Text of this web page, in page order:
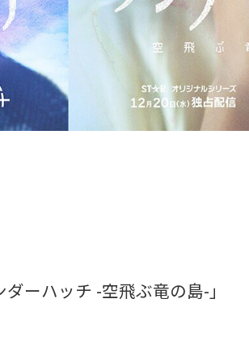
ーハッチ -空飛ぶ竜の島-」